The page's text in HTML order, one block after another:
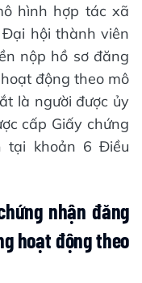
hình hợp tác xã
hội thành viên
nộp hồ sơ đăng
động theo mô
là người được ủy
cấp Giấy chứng
tại khoản 6 Điều
nhận đăng
hoạt động theo